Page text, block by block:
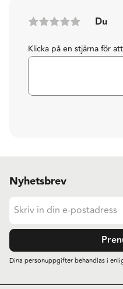
Du
Klicka på en stjärna för
Nyhetsbrev
Dina personuppgifter behandlas i